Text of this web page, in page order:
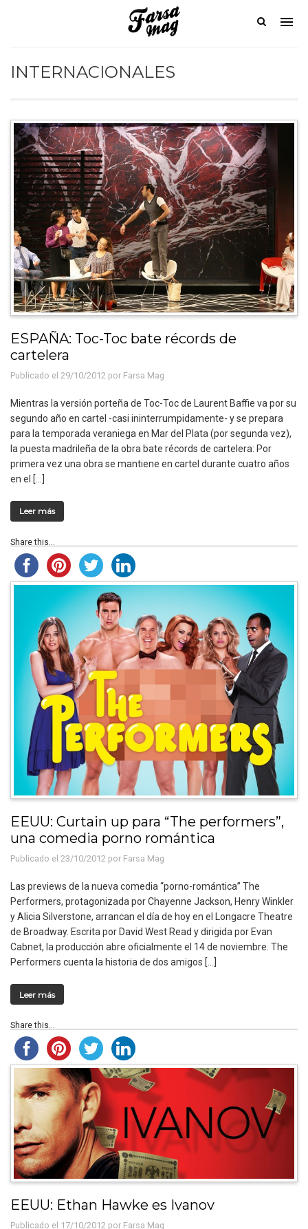
INTERNACIONALES
ESPAÑA: Toc-Toc bate récords de
cartelera
Publicado el 29/10/2012 por Farsa Mag
Mientras la versión porteña de Toc-Toc de Laurent Baffie va por su
segundo año en cartel -casi ininterrumpidamente- y se prepara
para la temporada veraniega en Mar del Plata (por segunda vez),
la puesta madrileña de la obra bate récords de cartelera: Por
primera vez una obra se mantiene en cartel durante cuatro años
en el […]
Leer más
Share this...
EEUU: Curtain up para “The performers”,
una comedia porno romántica
Publicado el 23/10/2012 por Farsa Mag
Las previews de la nueva comedia “porno-romántica” The
Performers, protagonizada por Chayenne Jackson, Henry Winkler
y Alicia Silverstone, arrancan el día de hoy en el Longacre Theatre
de Broadway. Escrita por David West Read y dirigida por Evan
Cabnet, la producción abre oficialmente el 14 de noviembre. The
Performers cuenta la historia de dos amigos […]
Leer más
Share this...
EEUU: Ethan Hawke es Ivanov
Publicado el 17/10/2012 por Farsa Mag